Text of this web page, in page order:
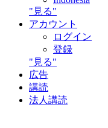
"見る"
アカウント
ログイン
登録
"見る"
広告
講読
法人講読